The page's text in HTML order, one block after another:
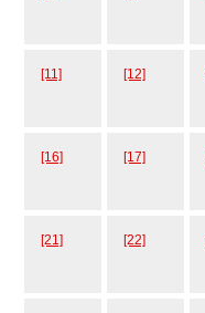
[11] [12]
[16] [17]
[21] [22]